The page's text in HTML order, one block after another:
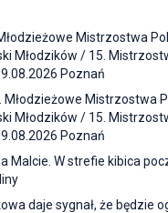
Mistrzostwa
Młodzików / 15.
Poznań
Młodzieżowe Mistrzostwa
Młodzików / 15.
Poznań
Malcie. W strefie kibica
daje sygnał, że będzie